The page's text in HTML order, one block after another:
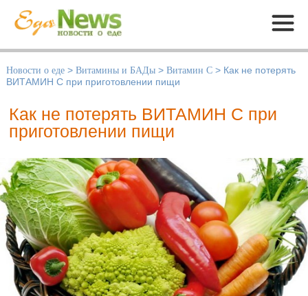
Меню
Новости о еде > Витамины и БАДы > Витамин С > Как не потерять
ВИТАМИН С при приготовлении пищи
Как не потерять ВИТАМИН С при
приготовлении пищи